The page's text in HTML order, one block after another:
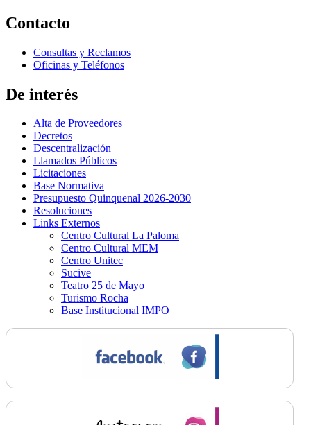
Contacto
Consultas y Reclamos
Oficinas y Teléfonos
De interés
Alta de Proveedores
Decretos
Descentralización
Llamados Públicos
Licitaciones
Base Normativa
Presupuesto Quinquenal 2026-2030
Resoluciones
Links Externos
Centro Cultural La Paloma
Centro Cultural MEM
Centro Unitec
Sucive
Teatro 25 de Mayo
Turismo Rocha
Base Institucional IMPO